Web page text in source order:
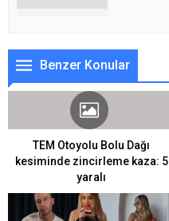
Benzer Konular
TEM Otoyolu Bolu Dağı
kesiminde zincirleme kaza: 5
yaralı